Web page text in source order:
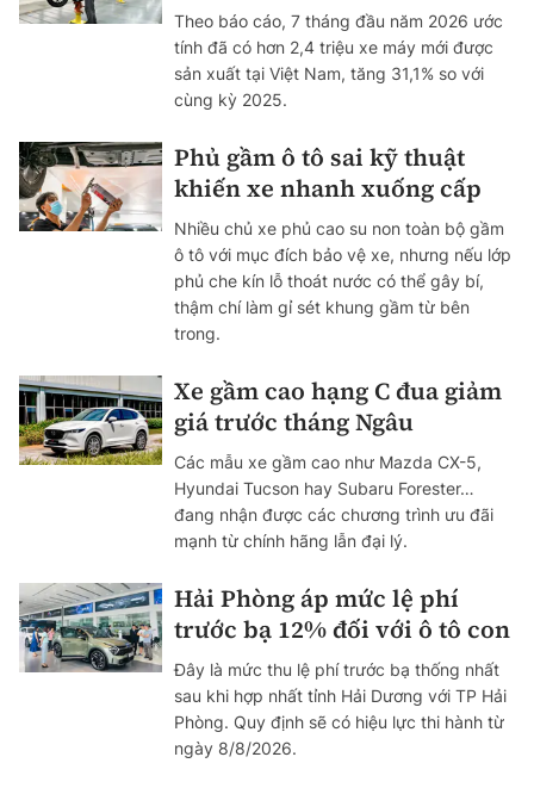
Theo báo cáo, 7 tháng đầu năm 2026 ước
tính đã có hơn 2,4 triệu xe máy mới được
sản xuất tại Việt Nam, tăng 31,1% so với
cùng kỳ 2025.
Phủ gầm ô tô sai kỹ thuật
khiến xe nhanh xuống cấp
Nhiều chủ xe phủ cao su non toàn bộ gầm
ô tô với mục đích bảo vệ xe, nhưng nếu lớp
phủ che kín lỗ thoát nước có thể gây bí,
thậm chí làm gỉ sét khung gầm từ bên
trong.
Xe gầm cao hạng C đua giảm
giá trước tháng Ngâu
Các mẫu xe gầm cao như Mazda CX-5,
Hyundai Tucson hay Subaru Forester…
đang nhận được các chương trình ưu đãi
mạnh từ chính hãng lẫn đại lý.
Hải Phòng áp mức lệ phí
trước bạ 12% đối với ô tô con
Đây là mức thu lệ phí trước bạ thống nhất
sau khi hợp nhất tỉnh Hải Dương với TP Hải
Phòng. Quy định sẽ có hiệu lực thi hành từ
ngày 8/8/2026.